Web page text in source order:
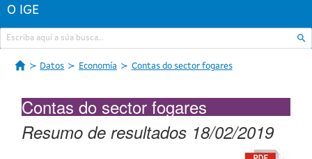
O IGE
Datos Economía Contas do sector fogares